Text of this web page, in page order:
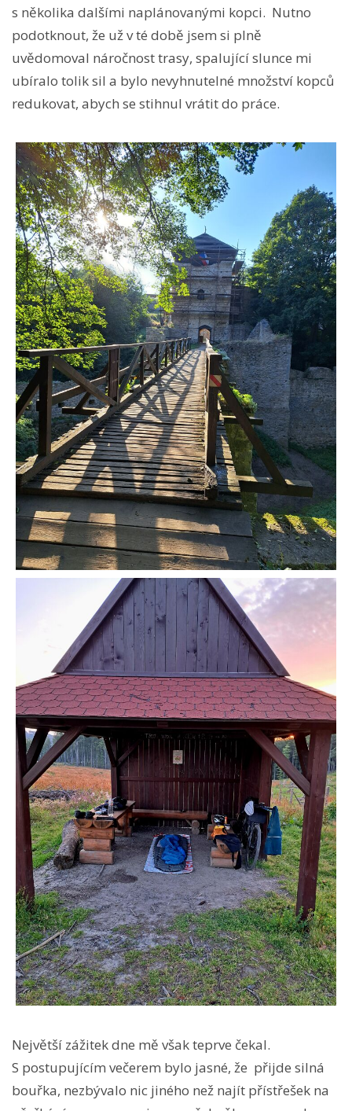
s několika dalšími naplánovanými kopci. Nutno
podotknout, že už v té době jsem si plně
uvědomoval náročnost trasy, spalující slunce mi
ubíralo tolik sil a bylo nevyhnutelné množství kopců
redukovat, abych se stihnul vrátit do práce.
Největší zážitek dne mě však teprve čekal.
S postupujícím večerem bylo jasné, že přijde silná
bouřka, nezbývalo nic jiného než najít přístřešek na